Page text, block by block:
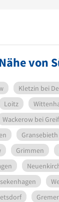
von
Kletzin bei
Loitz
Wackerow bei
Gransebieth
Grimmen